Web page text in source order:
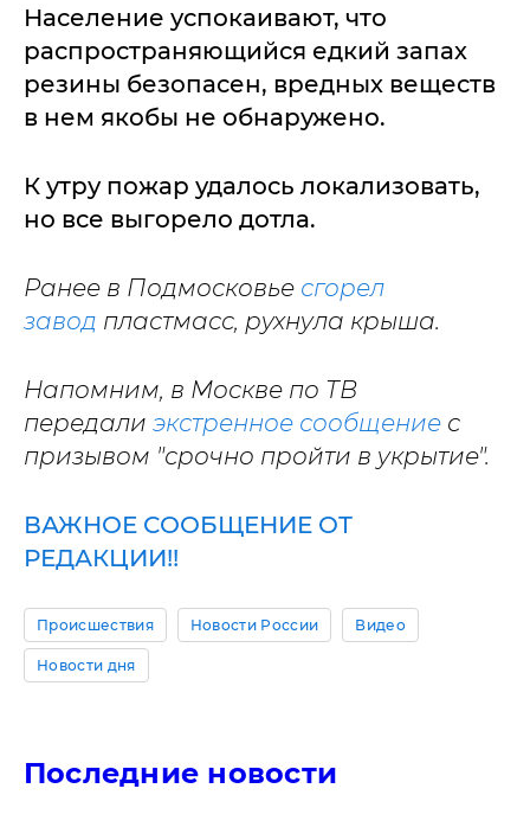
Население успокаивают, что
распространяющийся едкий запах
резины безопасен, вредных веществ
в нем якобы не обнаружено.
К утру пожар удалось локализовать,
но все выгорело дотла.
Ранее в Подмосковье сгорел
завод пластмасс, рухнула крыша.
Напомним, в Москве по ТВ
передали экстренное сообщение с
призывом "срочно пройти в укрытие".
ВАЖНОЕ СООБЩЕНИЕ ОТ
РЕДАКЦИИ!!
Происшествия Новости России Видео
Новости дня
Последние новости